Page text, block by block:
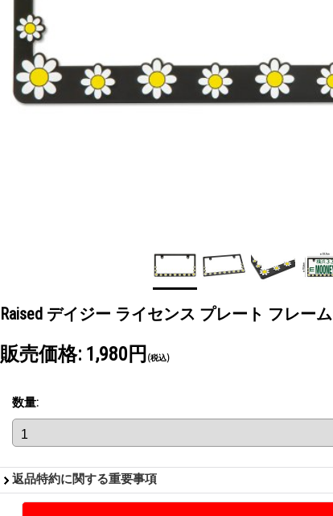
Raised デイジー ライセンス プレート フレーム
販売価格: 1,980円 (税込)
数量:
返品特約に関する重要事項